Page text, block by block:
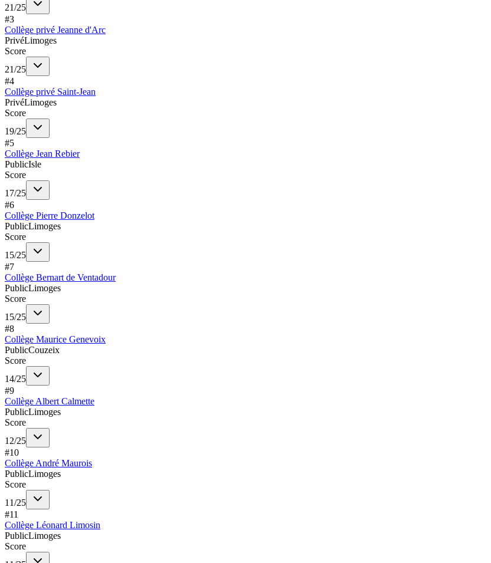
21/25
#3
Collège privé Jeanne d'Arc
PrivéLimoges
Score
21/25
#4
Collège privé Saint-Jean
PrivéLimoges
Score
19/25
#5
Collège Jean Rebier
PublicIsle
Score
17/25
#6
Collège Pierre Donzelot
PublicLimoges
Score
15/25
#7
Collège Bernart de Ventadour
PublicLimoges
Score
15/25
#8
Collège Maurice Genevoix
PublicCouzeix
Score
14/25
#9
Collège Albert Calmette
PublicLimoges
Score
12/25
#10
Collège André Maurois
PublicLimoges
Score
11/25
#11
Collège Léonard Limosin
PublicLimoges
Score